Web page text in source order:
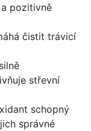
pozitivně
čistit trávicí
střevní
schopný
správné